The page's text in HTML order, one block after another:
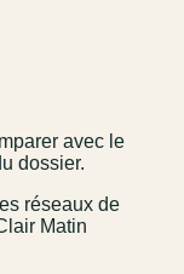
avec le
dossier.
réseaux de
Matin